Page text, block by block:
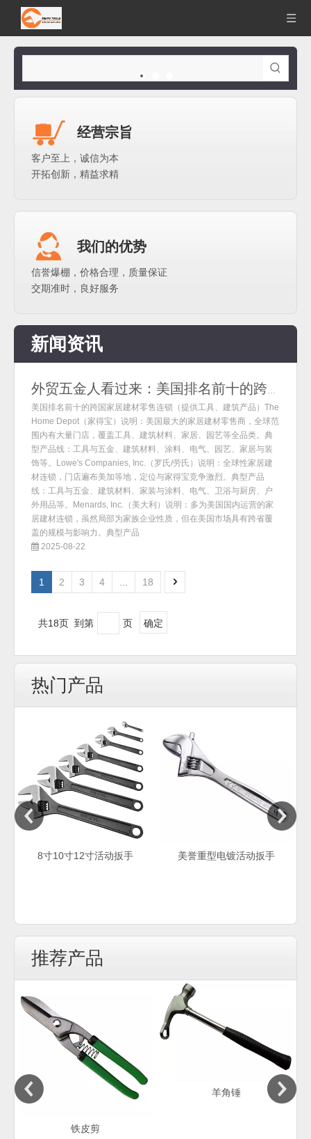
经营宗旨
客户至上，诚信为本
开拓创新，精益求精
我们的优势
信誉爆棚，价格合理，质量保证
交期准时，良好服务
新闻资讯
外贸五金人看过来：美国排名前十的跨国家居建材零售连锁超市
美国排名前十的跨国家居建材零售连锁（提供工具、建筑产品）The
Home Depot（家得宝）说明：美国最大的家居建材零售商，全球范
围内有大量门店，覆盖工具、建筑材料、家居、园艺等全品类。典
型产品线：工具与五金、建筑材料、涂料、电气、园艺、家居与装
饰等。Lowe's Companies, Inc.（罗氏/劳氏）说明：全球性家居建
材连锁，门店遍布美加等地，定位与家得宝竞争激烈。典型产品
线：工具与五金、建筑材料、家装与涂料、电气、卫浴与厨房、户
外用品等。Menards, Inc.（美大利）说明：多为美国国内运营的家
居建材连锁，虽然局部为家族企业性质，但在美国市场具有跨省覆
盖的规模与影响力。典型产品
2025-08-22
1 2 3 4 18
共18页 到第 页 确定
热门产品
8寸10寸12寸活动扳手 美誉重型电镀活动扳手
推荐产品
铁皮剪
羊角锤